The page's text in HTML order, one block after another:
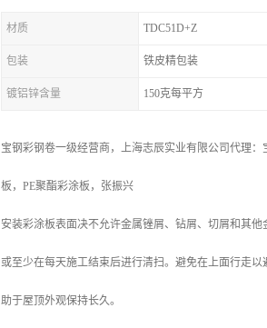
材质 TDC51D+Z
包装 铁皮精包装
镀铝锌含量 150克每平方
宝钢彩钢卷一级经营商，上海志辰实业有限公司代理
板，PE聚酯彩涂板，张振兴
安装彩涂板表面决不允许金属锉屑、钻屑、切屑和其
或至少在每天施工结束后进行清扫。避免在上面行走
助于屋顶外观保持长久。